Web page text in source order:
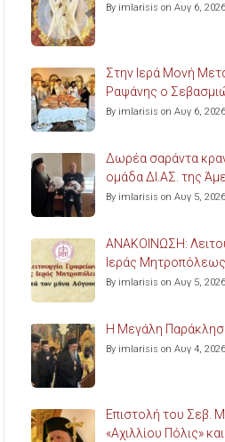
By imlarisis on Αυγ 6, 2026
Στην Ιερά Μονή
Ραψάνης ο
By imlarisis on Αυγ 6, 2026
Δωρέα σαράντα
ομάδα ΔΙ.ΑΣ. της
By imlarisis on Αυγ 5, 2026
ΑΝΑΚΟΙΝΩΣΗ:
Ιεράς
By imlarisis on Αυγ 5, 2026
Η Μεγάλη
By imlarisis on Αυγ 4, 2026
Επιστολή του Σεβ.
«Αχιλλίου Πόλις»